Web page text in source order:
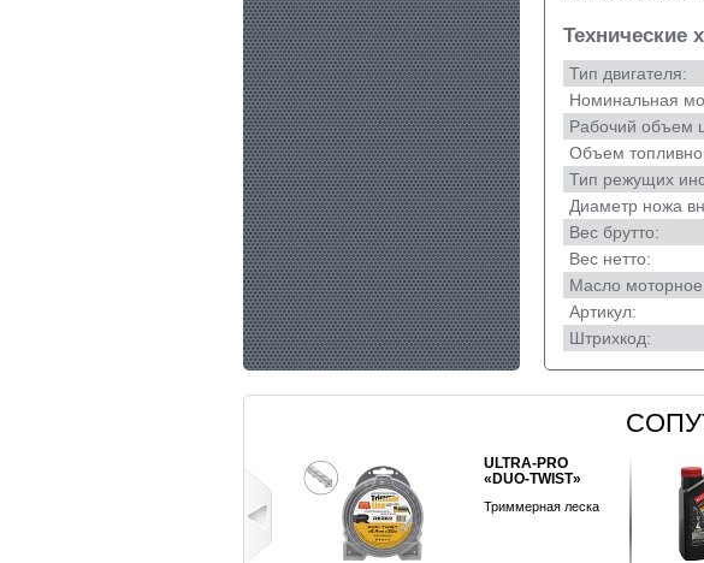
Технические
Тип двигателя:
Номинальная
Рабочий объем
Объем
Тип режущих
Диаметр ножа
Вес брутто:
Вес нетто:
Масло
Артикул:
Штрихкод:
REZOIL UNITEC
4T
Моторное масло для